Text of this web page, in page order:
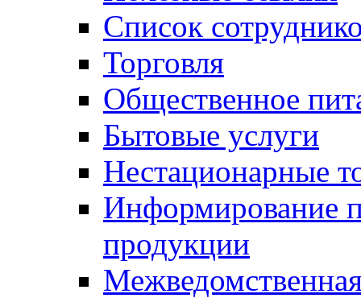
Список
Торговля
Общественное
Бытовые услуги
Нестационарные
Информирование
продукции